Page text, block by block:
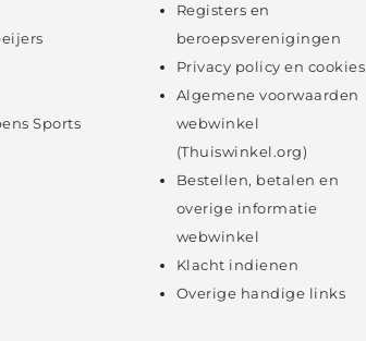
Sports
Registers en
beroepsverenigingen
Privacy policy en cookies
Algemene voorwaarden
webwinkel
(Thuiswinkel.org)
Bestellen, betalen en
overige informatie
webwinkel
Klacht indienen
Overige handige links